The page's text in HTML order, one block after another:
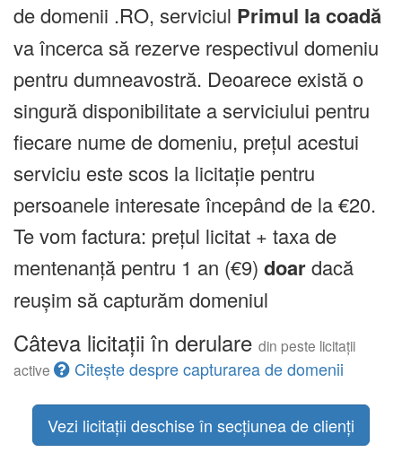
de domenii .RO, serviciul Primul la coadă
va încerca să rezerve respectivul domeniu
pentru dumneavostră. Deoarece există o
singură disponibilitate a serviciului pentru
fiecare nume de domeniu, prețul acestui
serviciu este scos la licitație pentru
persoanele interesate începând de la €20.
Te vom factura: prețul licitat + taxa de
mentenanță pentru 1 an (€9) doardacă
reușim să capturăm domeniul
Câteva licitații în derulare din peste licitații
active
Citește despre capturarea de domenii
Vezi licitații deschise în secțiunea de clienți